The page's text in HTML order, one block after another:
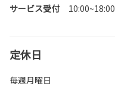
サービス受付
10:00~18:00
定休日
毎週月曜日